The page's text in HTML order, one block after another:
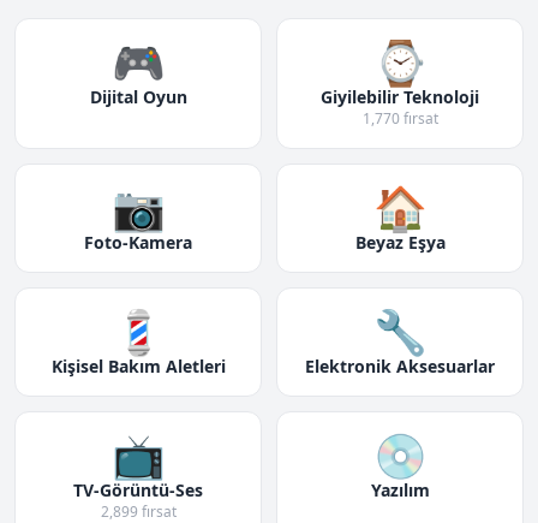
🎮
Dijital Oyun
⌚
Giyilebilir Teknoloji
1,770 fırsat
📷
Foto-Kamera
🏠
Beyaz Eşya
💈
Kişisel Bakım Aletleri
🔧
Elektronik Aksesuarlar
📺
TV-Görüntü-Ses
2,899 fırsat
💿
Yazılım